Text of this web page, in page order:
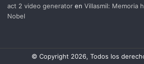
act 2 video generator en Villasmil: Memoria
Nobel
© Copyright 2026, Todos los